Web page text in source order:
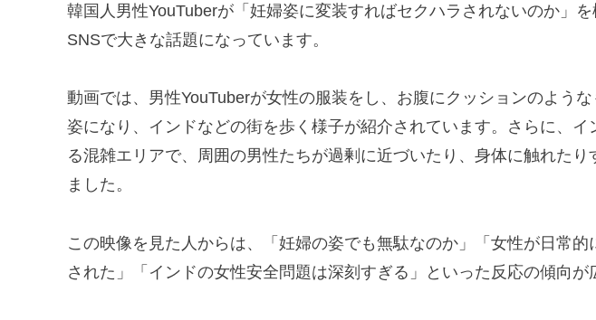
韓国人男性YouTuberが「妊婦姿に変装すればセクハラされないのか」を
SNSで大きな話題になっています。
動画では、男性YouTuberが女性の服装をし、お腹にクッションのよう
姿になり、インドなどの街を歩く様子が紹介されています。さらに、
る混雑エリアで、周囲の男性たちが過剰に近づいたり、身体に触れた
ました。
この映像を見た人からは、「妊婦の姿でも無駄なのか」「女性が日常
された」「インドの女性安全問題は深刻すぎる」といった反応の傾向が